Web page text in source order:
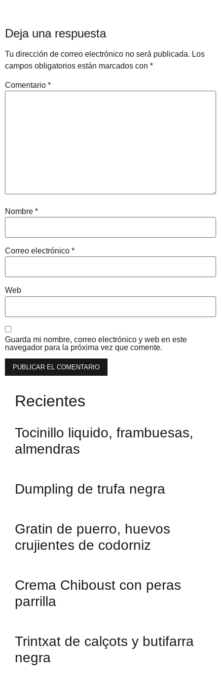
Deja una respuesta
Tu dirección de correo electrónico no será publicada. Los
campos obligatorios están marcados con *
Comentario *
Nombre *
Correo electrónico *
Web
Guarda mi nombre, correo electrónico y web en este
navegador para la próxima vez que comente.
Recientes
Tocinillo liquido, frambuesas,
almendras
Dumpling de trufa negra
Gratin de puerro, huevos
crujientes de codorniz
Crema Chiboust con peras
parrilla
Trintxat de calçots y butifarra
negra